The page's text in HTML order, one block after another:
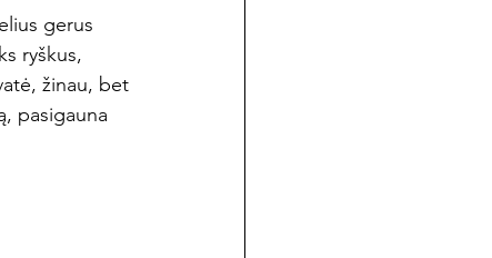
gerus
ryškus,
žinau, bet
pasigauna